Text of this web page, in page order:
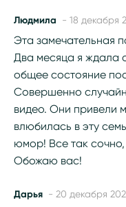
Людмила - 18 декабря
Эта замечательная
Два месяца я ждала
общее состояние
Совершенно
видео. Они привели
влюбилась в эту
юмор! Все так
Обожаю вас!
Дарья - 20 декабря